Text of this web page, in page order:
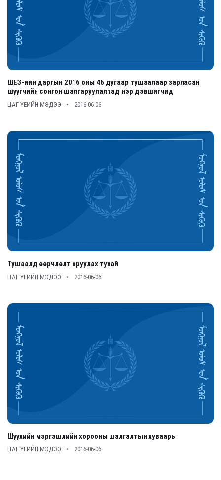
ШЕЗ-ийн даргын 2016 оны 46 дугаар тушаалаар зарласан
шүүгчийн сонгон шалгаруулалтад нэр дэвшигчид
ЦАГ ҮЕИЙН МЭДЭЭ 2016-06-06
Тушаалд өөрчлөлт оруулах тухай
ЦАГ ҮЕИЙН МЭДЭЭ 2016-06-06
Шүүхийн мэргэшлийн хорооны шалгалтын хуваарь
ЦАГ ҮЕИЙН МЭДЭЭ 2016-06-06